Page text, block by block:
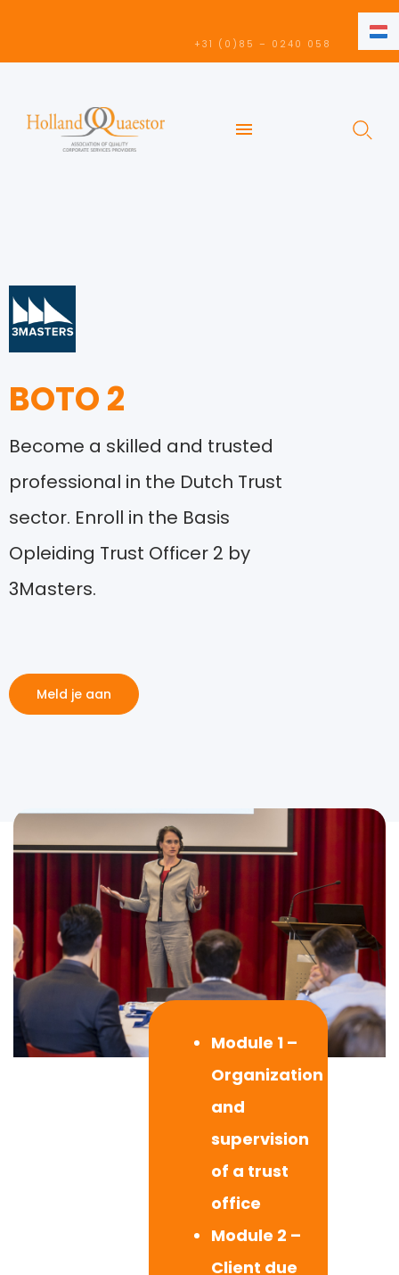
+31 (0)85 – 0240 058
NL
BOTO 2
Become a skilled and trusted
professional in the Dutch Trust
sector. Enroll in the Basis
Opleiding Trust Officer 2 by
3Masters.
Meld je aan
Module 1 –
Organization
and
supervision
of a trust
office
Module 2 –
Client due